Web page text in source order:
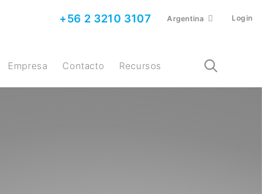
+56 2 3210 3107 Argentina Login
Empresa Contacto Recursos